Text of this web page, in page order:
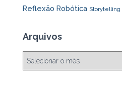
Reflexão Robótica Storytelling
Arquivos